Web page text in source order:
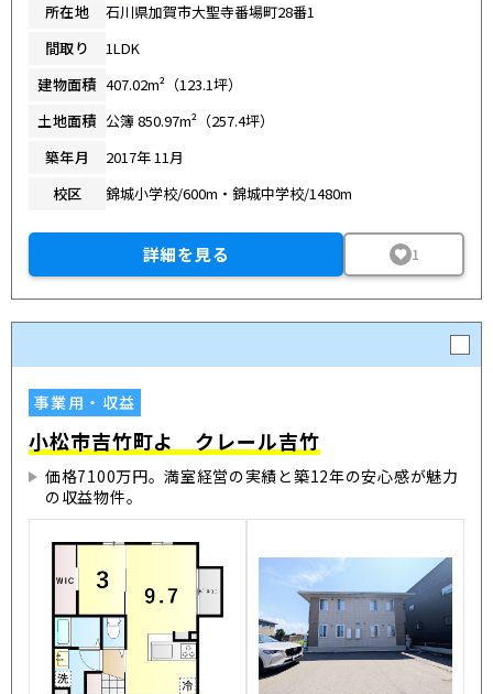
所在地
石川県加賀市大聖寺番場町28番1
間取り
1LDK
建物面積 407.02m²（123.1坪）
土地面積 公簿 850.97m²（257.4坪）
築年月
2017年 11月
校区
錦城小学校/600m・錦城中学校/1480m
詳細を見る 1
事業用・収益
小松市吉竹町よ クレール吉竹
価格7100万円。満室経営の実績と築12年の安心感が魅力
の収益物件。